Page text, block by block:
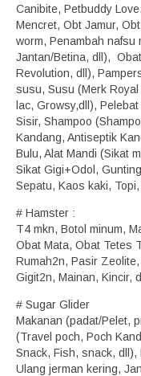
Canibite, Petbuddy
Mencret, Obt Jamur,
worm, Penambah nafsu
Jantan/Betina, dll),
Revolution, dll),
susu, Susu (Merk
lac, Growsy,dll),
Sisir, Shampoo
Kandang, Antiseptik
Bulu, Alat Mandi (Sikat
Sikat Gigi+Odol,
Sepatu, Kaos kaki,
# Hamster :
T4 mkn, Botol minum,
Obat Mata, Obat Tetes
Rumah2n, Pasir
Gigit2n, Mainan, Kincir,
# Sugar Glider
Makanan (padat/Pelet,
(Travel poch, Poch
Snack, Fish, snack,
Ulang jerman kering,